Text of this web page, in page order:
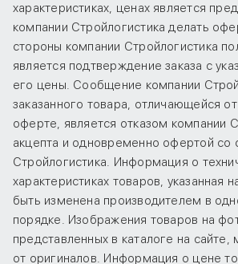
характеристиках, ценах является
компании Стройлогистика делать
стороны компании Стройлогистика
является подтверждение заказа с
его цены. Сообщение компании
заказанного товара, отличающейся от
оферте, является отказом компании
акцепта и одновременно офертой со
Стройлогистика. Информация о
характеристиках товаров, указанная
быть изменена производителем в
порядке. Изображения товаров на
представленных в каталоге на сайте,
от оригиналов. Информация о цене